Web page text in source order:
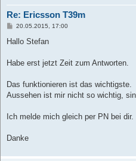
Re: Ericsson T39m
B
i
a
20.05.2015, 17:00
Hallo Stefan
Habe erst jetzt Zeit zum Antworten.
Das funktionieren ist das wichtigste.
Aussehen ist mir nicht so wichtig,
Ich melde mich gleich per PN bei dir.
Danke